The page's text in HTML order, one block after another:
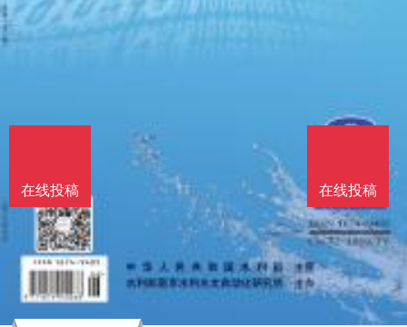
在线投稿
在线投稿